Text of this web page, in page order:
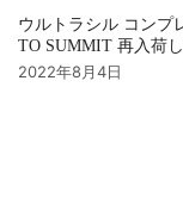
ウルトラシル コンプ
TO SUMMIT 再入荷し
2022年8月4日